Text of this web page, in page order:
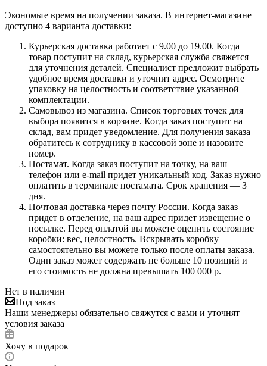
Экономьте время на получении заказа. В интернет-магазине
доступно 4 варианта доставки:
Курьерская доставка работает с 9.00 до 19.00. Когда
товар поступит на склад, курьерская служба свяжется
для уточнения деталей. Специалист предложит выбрать
удобное время доставки и уточнит адрес. Осмотрите
упаковку на целостность и соответствие указанной
комплектации.
Самовывоз из магазина. Список торговых точек для
выбора появится в корзине. Когда заказ поступит на
склад, вам придет уведомление. Для получения заказа
обратитесь к сотруднику в кассовой зоне и назовите
номер.
Постамат. Когда заказ поступит на точку, на ваш
телефон или e-mail придет уникальный код. Заказ нужно
оплатить в терминале постамата. Срок хранения — 3
дня.
Почтовая доставка через почту России. Когда заказ
придет в отделение, на ваш адрес придет извещение о
посылке. Перед оплатой вы можете оценить состояние
коробки: вес, целостность. Вскрывать коробку
самостоятельно вы можете только после оплаты заказа.
Один заказ может содержать не больше 10 позиций и
его стоимость не должна превышать 100 000 р.
Нет в наличии
Под заказ
Наши менеджеры обязательно свяжутся с вами и уточнят
условия заказа
Хочу в подарок